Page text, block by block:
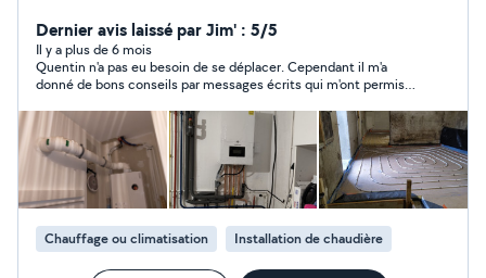
de chaudière gaz fioul et bois, remplacement de ballon
d'eau chaude. Entretien et remplacement d'adoucisseur
d'eau. Entretien et dépannage de panneaux solaires.
Dépannage d'urgence le week-end (fuite d'eau, panne
totale sur chaudière) J'interviens sur le secteur du
bassin genevois, secteur de frangy, seyssel, pays de
Gex, valserhone. N'hésitez pas à me contacter pour que
nous puissions échanger sur vos projets.
Dernier avis laissé par Jim' : 5/5
Il y a plus de 6 mois
Quentin n'a pas eu besoin de se déplacer. Cependant il m'a
donné de bons conseils par messages écrits qui m'ont permis
Chauffage ou climatisation Installation de chaudière